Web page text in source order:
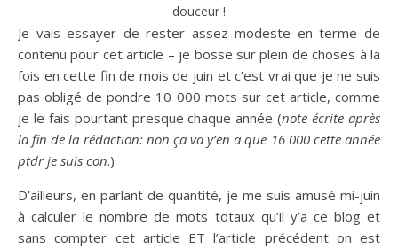
douceur !
Je vais essayer de rester assez modeste en terme de
contenu pour cet article – je bosse sur plein de choses à la
fois en cette fin de mois de juin et c’est vrai que je ne suis
pas obligé de pondre 10 000 mots sur cet article, comme
je le fais pourtant presque chaque année (note écrite après
la fin de la rédaction: non ça va y’en a que 16 000 cette année
ptdr je suis con.)
D’ailleurs, en parlant de quantité, je me suis amusé mi-juin
à calculer le nombre de mots totaux qu’il y’a ce blog et
sans compter cet article ET l’article précédent on est